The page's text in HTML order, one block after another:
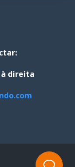
à direita